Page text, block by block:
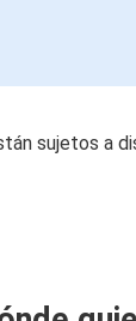
sujetos a